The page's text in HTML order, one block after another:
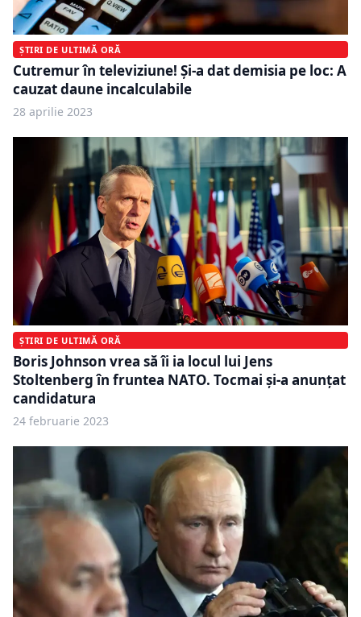
ȘTIRI DE ULTIMĂ ORĂ
Cutremur în televiziune! Şi-a dat demisia pe loc: A
cauzat daune incalculabile
28 aprilie 2023
ȘTIRI DE ULTIMĂ ORĂ
Boris Johnson vrea să îi ia locul lui Jens
Stoltenberg în fruntea NATO. Tocmai și-a anunțat
candidatura
24 februarie 2023